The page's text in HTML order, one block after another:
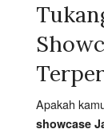
Apakah
showcase